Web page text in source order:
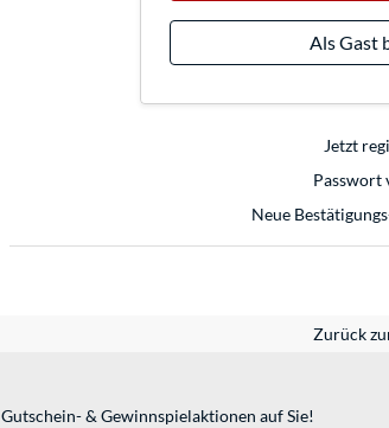
Als Gast
Jetzt
Passwort
Neue
Zurück
& Gewinnspielaktionen auf Sie!